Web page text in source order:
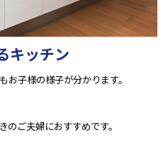
キッチン
お子様の様子が分かります。
ご夫婦におすすめです。